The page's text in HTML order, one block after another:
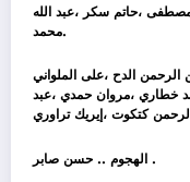
،حاتم سكر ،عبد الله
محمد.
الدح ،على الملواني
خطاري ،مروان حمدي ،عبد
الهجوم .. حسن صابر .